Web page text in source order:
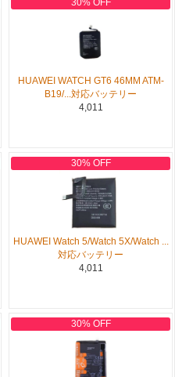
30% OFF
HUAWEI WATCH GT6 46MM ATM-
B19/...対応バッテリー
4,011
30% OFF
HUAWEI Watch 5/Watch 5X/Watch ...
対応バッテリー
4,011
30% OFF